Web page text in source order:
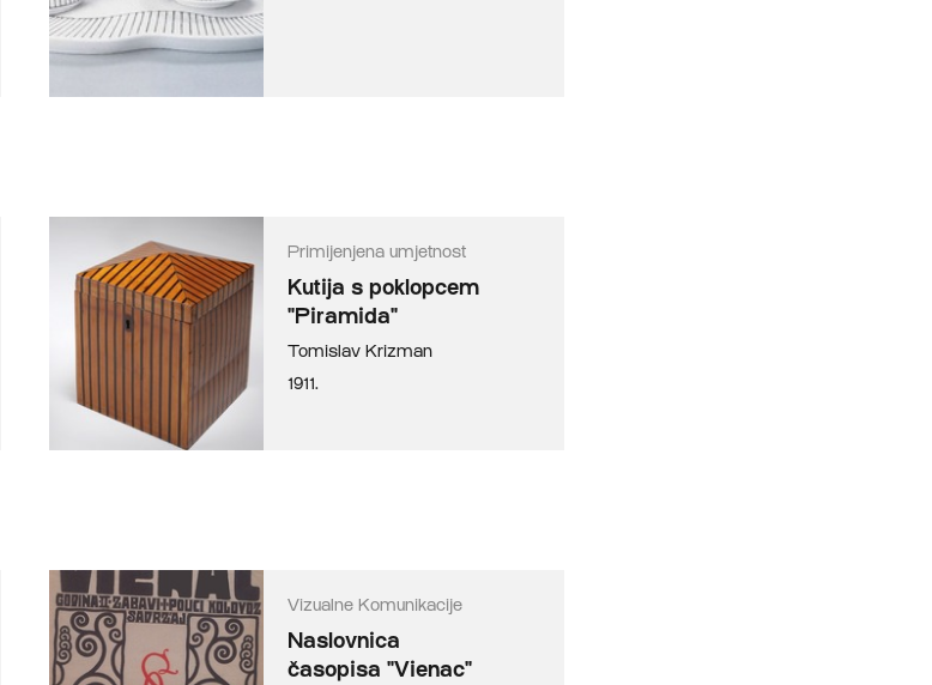
Primijenjena umjetnost
Kutija s poklopcem
"Piramida"
Tomislav Krizman
1911.
Vizualne Komunikacije
Naslovnica
časopisa "Vienac"